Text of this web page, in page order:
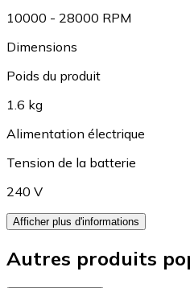
10000 - 28000 RPM
Dimensions
Poids du produit
1.6 kg
Alimentation électrique
Tension de la batterie
240 V
Afficher plus d'informations
Autres produits